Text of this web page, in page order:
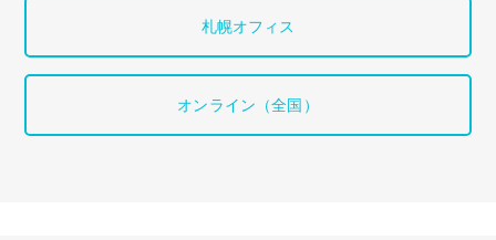
札幌オフィス
オンライン（全国）